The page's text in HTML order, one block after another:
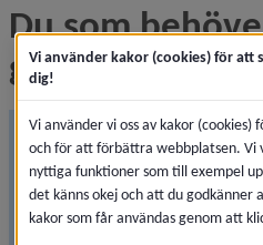
Du som
god man eller
Informationen på sidan ses
Den 1 juli 2026 träder flera
ställföreträdarområdet i
innehållet på denna sida.
Vi använder kakor (cookies) för att
dig!
Vi använder vi oss av kakor
och för att förbättra webbplatsen. Vi
nyttiga funktioner som till exempel
det känns okej och att du godkänner
kakor som får användas genom att